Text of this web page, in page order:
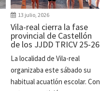
13 julio, 2026
Vila-real cierra la fase
provincial de Castellón
de los JJDD TRICV 25-26
La localidad de Vila-real
organizaba este sábado su
habitual acuatlón escolar. Con